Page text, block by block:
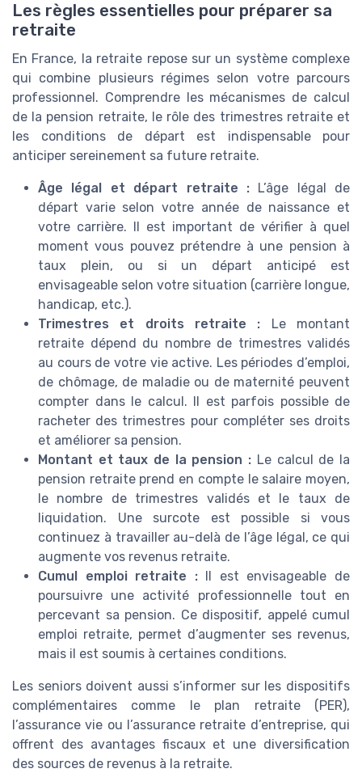
Les règles essentielles pour préparer sa
retraite
En France, la retraite repose sur un système complexe
qui combine plusieurs régimes selon votre parcours
professionnel. Comprendre les mécanismes de calcul
de la pension retraite, le rôle des trimestres retraite et
les conditions de départ est indispensable pour
anticiper sereinement sa future retraite.
Âge légal et départ retraite :L’âge légal de
départ varie selon votre année de naissance et
votre carrière. Il est important de vérifier à quel
moment vous pouvez prétendre à une pension à
taux plein, ou si un départ anticipé est
envisageable selon votre situation (carrière longue,
handicap, etc.).
Trimestres et droits retraite : Le montant
retraite dépend du nombre de trimestres validés
au cours de votre vie active. Les périodes d’emploi,
de chômage, de maladie ou de maternité peuvent
compter dans le calcul. Il est parfois possible de
racheter des trimestres pour compléter ses droits
et améliorer sa pension.
Montant et taux de la pension : Le calcul de la
pension retraite prend en compte le salaire moyen,
le nombre de trimestres validés et le taux de
liquidation. Une surcote est possible si vous
continuez à travailler au-delà de l’âge légal, ce qui
augmente vos revenus retraite.
Cumul emploi retraite :Il est envisageable de
poursuivre une activité professionnelle tout en
percevant sa pension. Ce dispositif, appelé cumul
emploi retraite, permet d’augmenter ses revenus,
mais il est soumis à certaines conditions.
Les seniors doivent aussi s’informer sur les dispositifs
complémentaires comme le plan retraite (PER),
l’assurance vie ou l’assurance retraite d’entreprise, qui
offrent des avantages fiscaux et une diversification
des sources de revenus à la retraite.